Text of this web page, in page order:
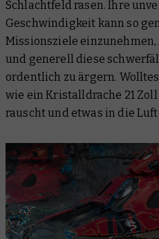
Schlachtfeld rasen. Ihre
Geschwindigkeit kann so
Missionsziele
und generell diese
ordentlich zu ärgern.
wie ein Kristalldrache 21
rauscht und etwas in die